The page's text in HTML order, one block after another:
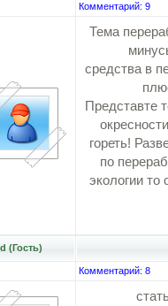
Комментарий: 9
Тема
средства в
Представте
гореть!
по
экологии то
(Гость)
Комментарий: 8